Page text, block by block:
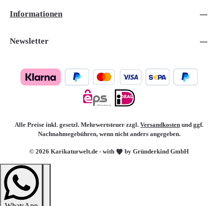
Informationen
Newsletter
© 2026 Karikaturwelt.de - with by Gründerkind GmbH
Alle Preise inkl. gesetzl. Mehrwertsteuer zzgl. Versandkosten und ggf.
Nachnahmegebühren, wenn nicht anders angegeben.